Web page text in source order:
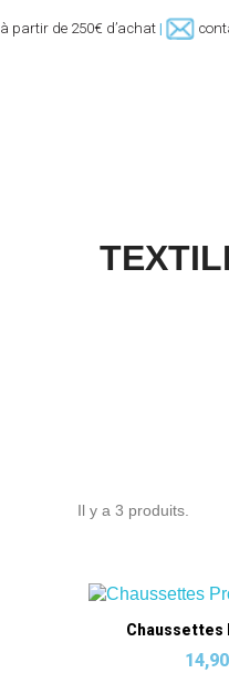
à partir de 250€ d’achat|
Il y a 3 produits.
Aperçu
Chaussettes